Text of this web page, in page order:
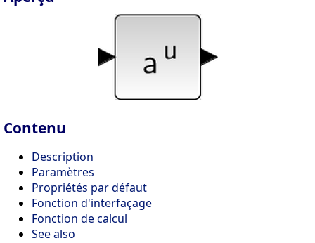
Contenu
Description
Paramètres
Propriétés par défaut
Fonction d'interfaçage
Fonction de calcul
See also